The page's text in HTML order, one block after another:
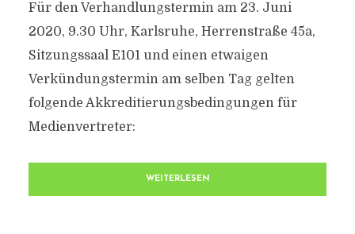
Für den Verhandlungstermin am 23. Juni
2020, 9.30 Uhr, Karlsruhe, Herrenstraße 45a,
Sitzungssaal E101 und einen etwaigen
Verkündungstermin am selben Tag gelten
folgende Akkreditierungsbedingungen für
Medienvertreter:
WEITERLESEN